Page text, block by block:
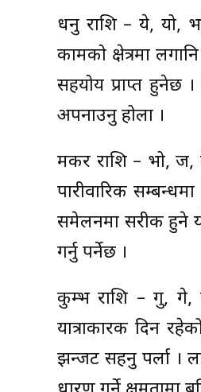
धनु राशि – ये, यो,
कामको क्षेत्रमा
सहयोय प्राप्त हुनेछ
अपनाउनु होला ।
मकर राशि – भो, ज,
पारीवारिक
समेलनमा सरीक हुने
गर्नु पर्नेछ ।
कुम्भ राशि – गु, गे,
यात्राकारक दिन
झन्जट सहनु पर्ला ।